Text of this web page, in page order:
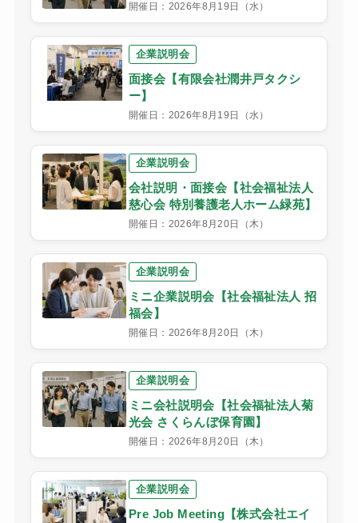
開催日：2026年8月19日（水）
企業説明会
面接会【有限会社潤井戸タクシ
ー】
開催日：2026年8月19日（水）
企業説明会
会社説明・面接会【社会福祉法人
慈心会 特別養護老人ホーム緑苑】
開催日：2026年8月20日（木）
企業説明会
ミニ企業説明会【社会福祉法人 招
福会】
開催日：2026年8月20日（木）
企業説明会
ミニ会社説明会【社会福祉法人菊
光会 さくらんぼ保育園】
開催日：2026年8月20日（木）
企業説明会
Pre Job Meeting【株式会社エイ